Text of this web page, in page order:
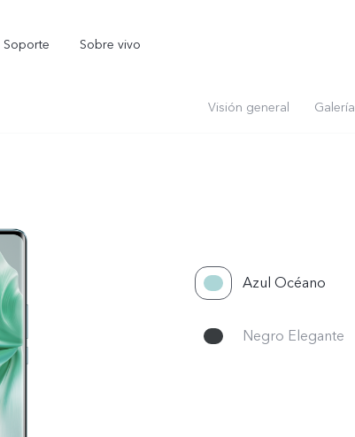
Soporte Sobre vivo
Y11d nuevo
Visión general Galería
Azul Océano
Negro Elegante